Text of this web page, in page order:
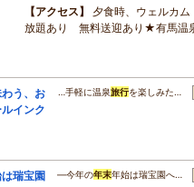
アクセス
夕食時、ウェルカ
放題あり 無料送迎あり★有馬温
わう、お
インク
…手軽に温泉旅行を楽しみた…
瑞宝園
―今年の年末年始は瑞宝園へ…